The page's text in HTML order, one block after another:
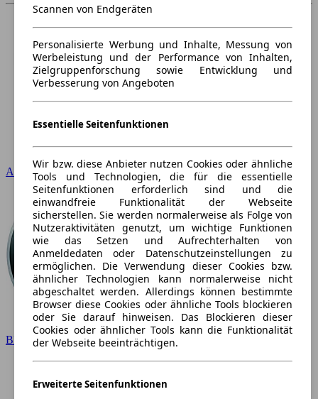
Audi
BMW
Scannen von Endgeräten
Personalisierte Werbung und Inhalte, Messung von
Werbeleistung und der Performance von Inhalten,
Zielgruppenforschung sowie Entwicklung und
Verbesserung von Angeboten
Essentielle Seitenfunktionen
Wir bzw. diese Anbieter nutzen Cookies oder ähnliche
Tools und Technologien, die für die essentielle
Seitenfunktionen erforderlich sind und die
einwandfreie Funktionalität der Webseite
sicherstellen. Sie werden normalerweise als Folge von
Nutzeraktivitäten genutzt, um wichtige Funktionen
wie das Setzen und Aufrechterhalten von
Anmeldedaten oder Datenschutzeinstellungen zu
ermöglichen. Die Verwendung dieser Cookies bzw.
ähnlicher Technologien kann normalerweise nicht
abgeschaltet werden. Allerdings können bestimmte
Browser diese Cookies oder ähnliche Tools blockieren
oder Sie darauf hinweisen. Das Blockieren dieser
Cookies oder ähnlicher Tools kann die Funktionalität
der Webseite beeinträchtigen.
Erweiterte Seitenfunktionen